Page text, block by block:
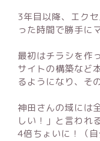
3年目以降、エク
った時間で勝手に
最初はチラシを作
サイトの構築など
るようになり、そ
神田さんの域には
しい！」と言われ
4倍ちょいに！（